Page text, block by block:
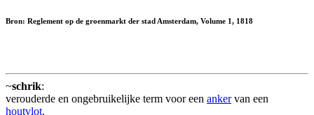
Bron: Reglement op de groenmarkt der stad Amsterdam, Volume 1, 1818
~schrik:
verouderde en ongebruikelijke term voor een ankervan een
houtvlot.